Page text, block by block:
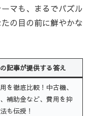
マも、まるでパズル
の目の前に鮮やかな
記事が提供する答え
を徹底比較！中古機、
補助金など、費用を抑
も伝授！